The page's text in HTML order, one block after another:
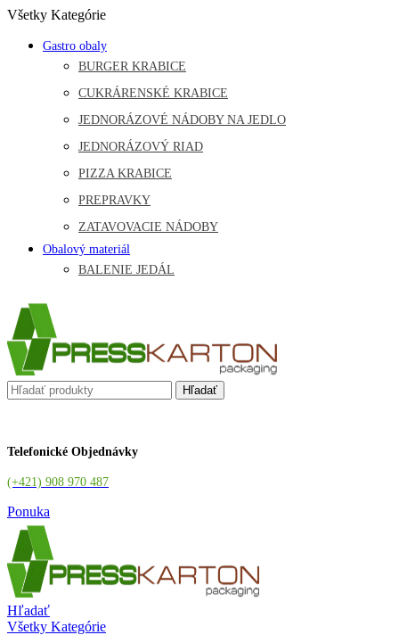
Všetky Kategórie
Gastro obaly
BURGER KRABICE
CUKRÁRENSKÉ KRABICE
JEDNORÁZOVÉ NÁDOBY NA JEDLO
JEDNORÁZOVÝ RIAD
PIZZA KRABICE
PREPRAVKY
ZATAVOVACIE NÁDOBY
Obalový materiál
BALENIE JEDÁL
Hľadať
Telefonické Objednávky
(+421) 908 970 487
Ponuka
Hľadať
Všetky Kategórie